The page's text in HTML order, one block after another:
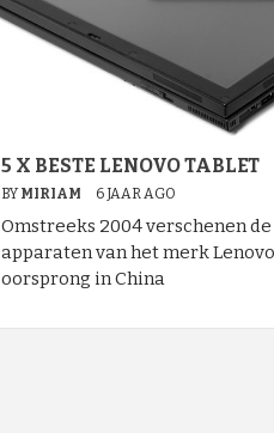
5 X BESTE LENOVO TABLET
BY MIRIAM 6 JAAR AGO
Omstreeks 2004 verschenen
apparaten van het merk
oorsprong in China